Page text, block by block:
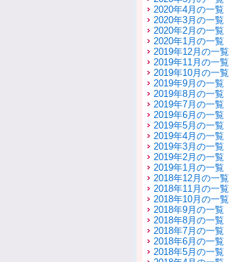
2020年4月の一覧
2020年3月の一覧
2020年2月の一覧
2020年1月の一覧
2019年12月の一覧
2019年11月の一覧
2019年10月の一覧
2019年9月の一覧
2019年8月の一覧
2019年7月の一覧
2019年6月の一覧
2019年5月の一覧
2019年4月の一覧
2019年3月の一覧
2019年2月の一覧
2019年1月の一覧
2018年12月の一覧
2018年11月の一覧
2018年10月の一覧
2018年9月の一覧
2018年8月の一覧
2018年7月の一覧
2018年6月の一覧
2018年5月の一覧